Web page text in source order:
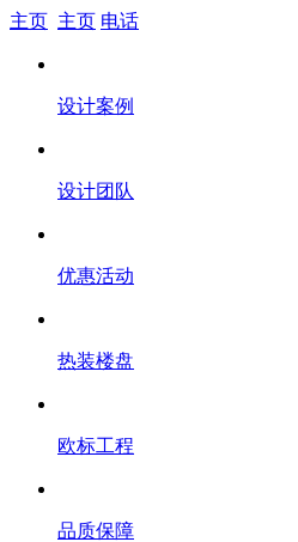
主页 主页 电话
设计案例
设计团队
优惠活动
热装楼盘
欧标工程
品质保障